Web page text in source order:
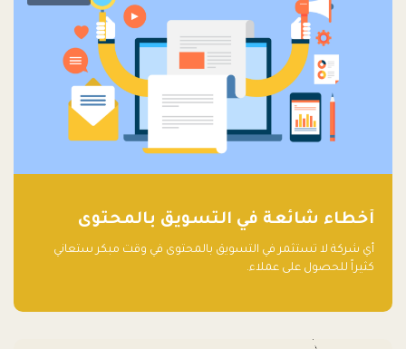
أخطاء شائعة في التسويق بالمحتوى
أي شركة لا تستثمر في التسويق بالمحتوى في وقت مبكر ستعاني
كثيراً للحصول على عملاء.